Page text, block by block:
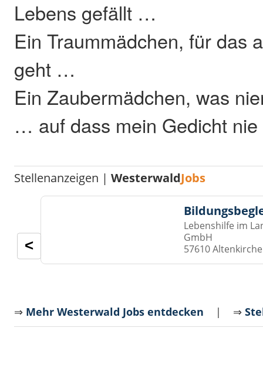
Lebens gefällt …
Ein Traummädchen, für das
geht …
Ein Zaubermädchen, was
… auf dass mein Gedicht nie
Stellenanzeigen |WesterwaldJobs
Lebenshilfe im
GmbH
57610
<
⇒ Mehr Westerwald Jobs entdecken | ⇒